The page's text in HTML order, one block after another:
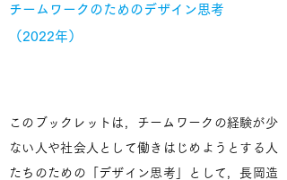
チームワークのためのデザイン思考
（2022年）
​このブックレットは， チームワークの経験が少
ない人や社会人として働きはじめようとする人
たちのための「デザイン思考」として，長岡造